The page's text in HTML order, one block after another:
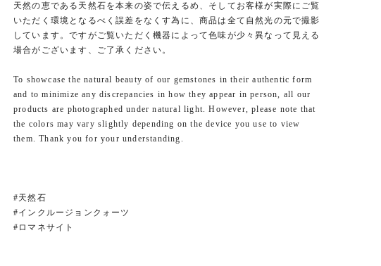
天然の恵である天然石を本来の姿で伝えるめ、そしてお客様が実際にご覧
いただく環境となるべく誤差をなくす為に、商品は全て自然光の元で撮影
しています。ですがご覧いただく機器によって色味が少々異なって見える
場合がございます、ご了承ください。
To showcase the natural beauty of our gemstones in their authentic form
and to minimize any discrepancies in how they appear in person, all our
products are photographed under natural light. However, please note that
the colors may vary slightly depending on the device you use to view
them. Thank you for your understanding.
#天然石
#インクルージョンクォーツ
#ロマネサイト